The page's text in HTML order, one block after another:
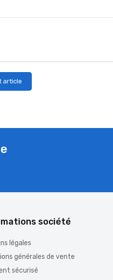
article
société
légales
générales de vente
sécurisé